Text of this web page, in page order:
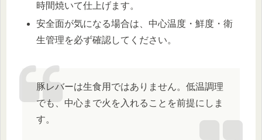
時間焼いて仕上げます。
安全面が気になる場合は、中心温度・鮮度・衛
生管理を必ず確認してください。
豚レバーは生食用ではありません。低温調理
でも、中心まで火を入れることを前提にしま
す。